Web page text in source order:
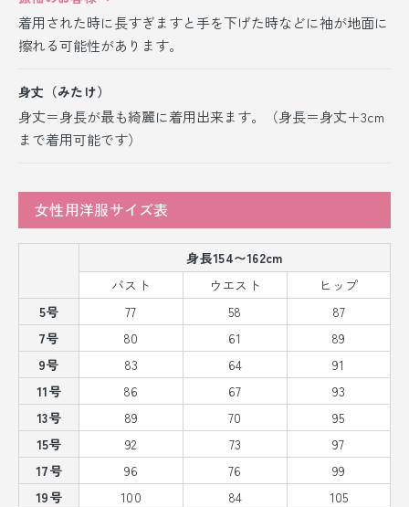
着用された時に長すぎますと手を下げた時などに袖が地面に
擦れる可能性があります。
身丈（みたけ）
身丈＝身長が最も綺麗に着用出来ます。（身長＝身丈＋3cm
まで着用可能です）
女性用洋服サイズ表
身長154〜162cm
バスト
ウエスト
ヒップ
5号
77 58
87
7号
80 61
89
9号
83 64
91
11号
86 67
93
13号
89 70
95
15号
92 73
97
17号
96 76
99
19号
100 84
105